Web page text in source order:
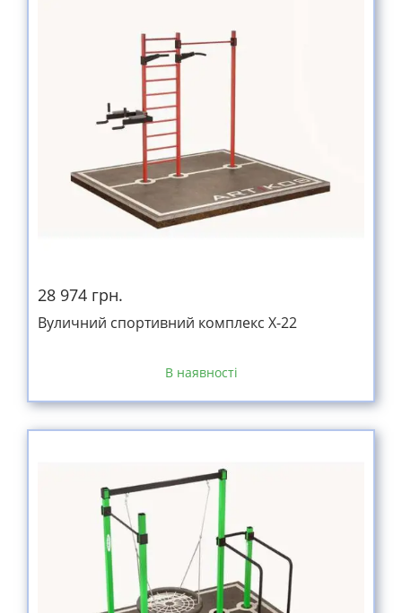
28 974 грн.
Вуличний спортивний комплекс Х-22
В наявності